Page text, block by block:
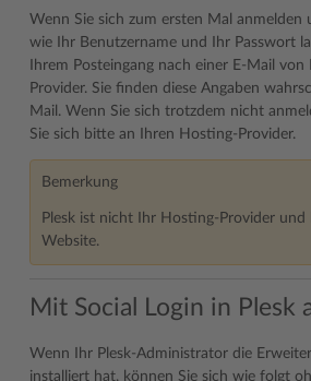
Wenn Sie sich zum ersten Mal anmelden
wie Ihr Benutzername und Ihr Passwort
Ihrem Posteingang nach einer E-Mail
Provider. Sie finden diese Angaben
Mail. Wenn Sie sich trotzdem nicht
Sie sich bitte an Ihren Hosting-Provider.
Bemerkung
Plesk ist nicht Ihr Hosting-Provider
Website.
Mit Social Login in Plesk
Wenn Ihr Plesk-Administrator die
installiert hat, können Sie sich wie folgt